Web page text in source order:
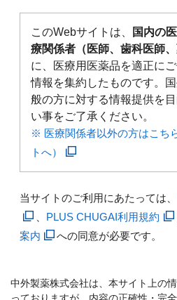
このWebサイトは、
国内の
療関係者（医師、歯科医師、
に、医療用医薬品を適正に
情報を集約したものです。
般の方に対する情報提供を
い事をご了承ください。
※ 医療関係者以外の方はこち
トへ）
当サイトのご利用にあたっては、
PLUS CHUGAI利用規約
案内
への同意が必要です。
中外製薬株式会社は、本サイト上の
っておりますが、内容の正確性・完